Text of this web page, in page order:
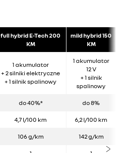
full hybrid E-Tech 200
KM
mild hybrid 150
KM
1 akumulator
+ 2 silniki elektryczne
+ 1 silnik spalinowy
1 akumulator
12 V
+ 1 silnik
spalinowy
do 40%* do 8%
4,7 l/100 km 6,2 l/100 km
106 g/km 142 g/km